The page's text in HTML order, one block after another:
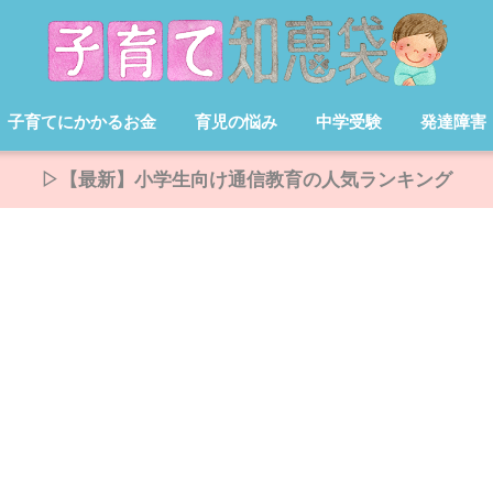
子育てにかかるお金 育児の悩み 中学受験 発達障害
▷【最新】小学生向け通信教育の人気ランキング